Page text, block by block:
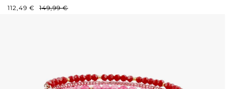
PRIX DE VENTE :
112,49 € PRIX RÉGULIER :
149,99 €